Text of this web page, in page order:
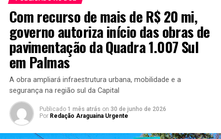
Com recurso de mais de R$ 20 mi,
governo autoriza início das obras de
pavimentação da Quadra 1.007 Sul
em Palmas
A obra ampliará infraestrutura urbana, mobilidade e a
segurança na região sul da Capital
Publicado 1 mês atrás on 30 de junho de 2026
Por Redação Araguaina Urgente